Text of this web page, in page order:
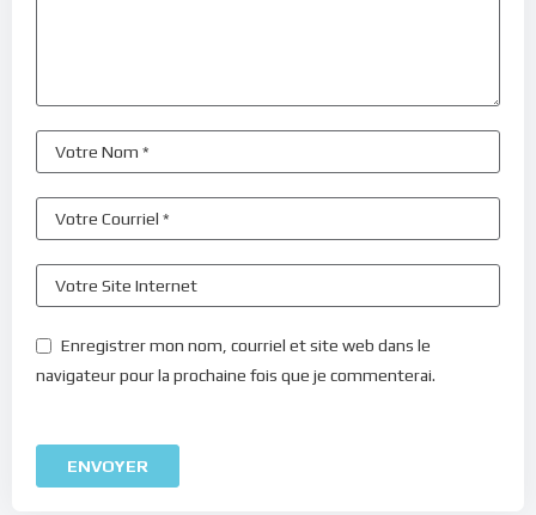
Enregistrer mon nom, courriel et site web dans le
navigateur pour la prochaine fois que je commenterai.